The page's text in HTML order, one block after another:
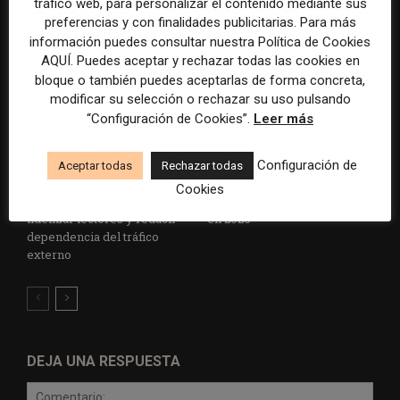
Las aplicaciones móviles
ganan peso para los medios
fidelizar lectores y reducir
dependencia del tráfico
externo
La desinformación, los
recortes y la IA concentran la
en 2026
DEJA UNA RESPUESTA
tráfico web, para personalizar el contenido mediante sus
preferencias y con finalidades publicitarias. Para más
información puedes consultar nuestra Política de Cookies
AQUÍ. Puedes aceptar y rechazar todas las cookies en
bloque o también puedes aceptarlas de forma concreta,
modificar su selección o rechazar su uso pulsando
“Configuración de Cookies”. Leer más
Aceptar todas Rechazar todas
Configuración de
Cookies